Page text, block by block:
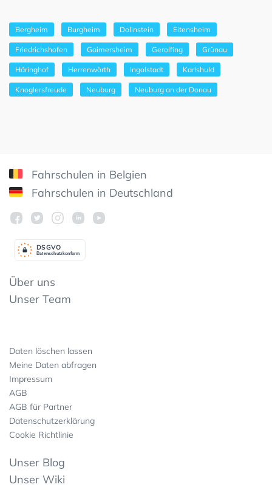
Bergheim Burgheim Dollnstein Eitensheim
Friedrichshofen Gaimersheim Gerolfing Grünau
Häringhof Herrenwörth Ingolstadt Karlshuld
Knoglersfreude Neuburg Neuburg an der Donau
Fahrschulen in Belgien
Fahrschulen in Deutschland
Datenschutzkonform
DSGVO
Über uns
Unser Team
Daten löschen lassen
Meine Daten abfragen
Impressum
AGB
AGB für Partner
Datenschutzerklärung
Cookie Richtlinie
Unser Blog
Unser Wiki